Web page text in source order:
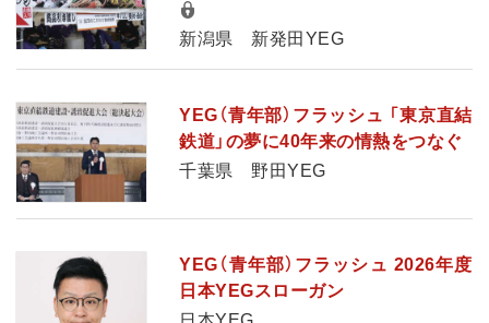
新潟県 新発田YEG
YEG（青年部）フラッシュ 「東京直結
鉄道」の夢に40年来の情熱をつなぐ
千葉県 野田YEG
YEG（青年部）フラッシュ 2026年度
日本YEGスローガン